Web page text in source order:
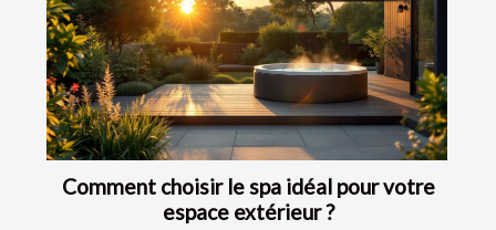
Comment choisir le spa idéal pour votre
espace extérieur ?